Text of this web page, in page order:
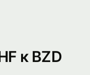
к BZD